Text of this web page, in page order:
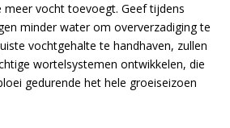
vocht toevoegt. Geef tijdens
minder water om oververzadiging te
vochtgehalte te handhaven, zullen
wortelsystemen ontwikkelen, die
gedurende het hele groeiseizoen